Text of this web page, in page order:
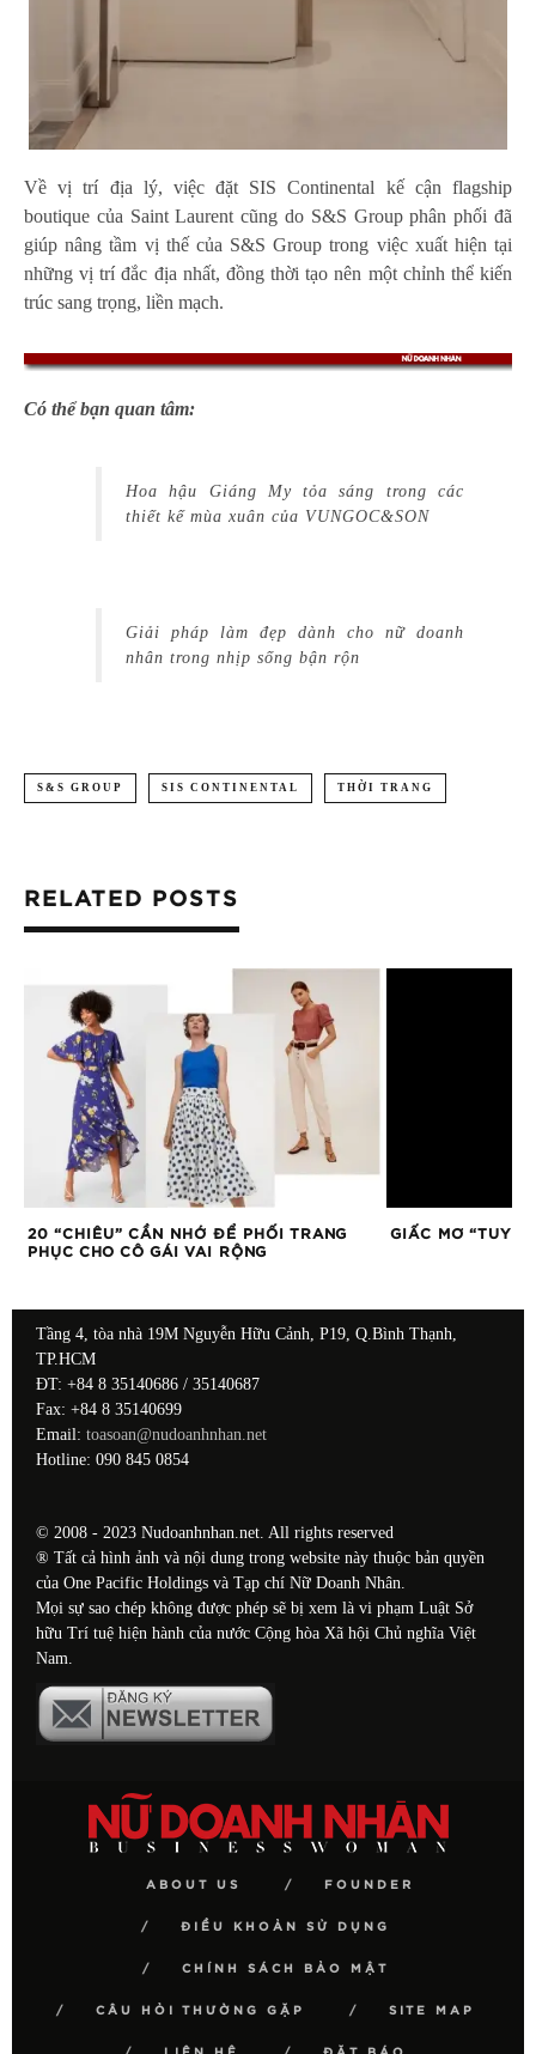
Về vị trí địa lý, việc đặt SIS Continental kế cận flagship
boutique của Saint Laurent cũng do S&S Group phân phối đã
giúp nâng tầm vị thế của S&S Group trong việc xuất hiện tại
những vị trí đắc địa nhất, đồng thời tạo nên một chỉnh thể kiến
trúc sang trọng, liền mạch.
Có thể bạn quan tâm:
Hoa hậu Giáng My tỏa sáng trong các
thiết kế mùa xuân của VUNGOC&SON
Giải pháp làm đẹp dành cho nữ doanh
nhân trong nhịp sống bận rộn
S&S GROUP SIS CONTINENTAL THỜI TRANG
RELATED POSTS
20 “CHIÊU” CẦN NHỚ ĐỂ PHỐI TRANG
PHỤC CHO CÔ GÁI VAI RỘNG
GIẤC MƠ “TUYẾT
Tầng 4, tòa nhà 19M Nguyễn Hữu Cảnh, P19, Q.Bình Thạnh,
TP.HCM
ĐT: +84 8 35140686 / 35140687
Fax: +84 8 35140699
Email: toasoan@nudoanhnhan.net
Hotline: 090 845 0854
© 2008 - 2023 Nudoanhnhan.net. All rights reserved
® Tất cả hình ảnh và nội dung trong website này thuộc bản quyền
của One Pacific Holdings và Tạp chí Nữ Doanh Nhân.
Mọi sự sao chép không được phép sẽ bị xem là vi phạm Luật Sở
hữu Trí tuệ hiện hành của nước Cộng hòa Xã hội Chủ nghĩa Việt
Nam.
ABOUT US FOUNDER
ĐIỀU KHOẢN SỬ DỤNG
CHÍNH SÁCH BẢO MẬT
CÂU HỎI THƯỜNG GẶP SITE MAP